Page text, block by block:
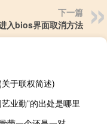
下一篇
入bios界面取消方法
于联权简述)
艺业勤”的出处是哪里